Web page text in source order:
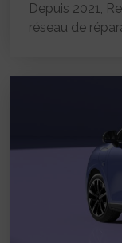
Depuis 2021,
réseau de